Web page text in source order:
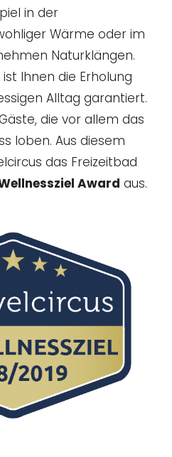
in der
Wärme oder im
Naturklängen.
ist Ihnen die Erholung
Alltag garantiert.
die vor allem das
loben. Aus diesem
das Freizeitbad
Award aus.